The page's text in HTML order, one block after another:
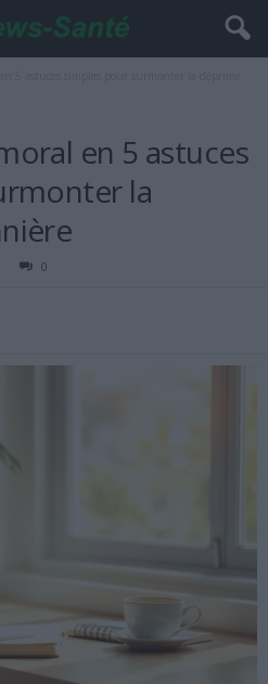
en 5 astuces
la
0